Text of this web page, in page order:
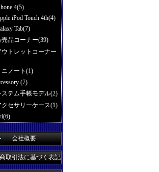
4(5)
iPod Touch 4th(4)
Tab(7)
売品コーナー(39)
ウトレットコーナー
ニノート(1)
(7)
ステム手帳モデル(2)
クセサリーケース(1)
会社概要
取引法に基づく表記